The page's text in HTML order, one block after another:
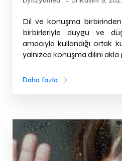
Dil ve konuşma birbirinden
birbirleriyle duygu ve
amacıyla kullandığı ortak
yalnızca konuşma dilini akla
Daha fazla